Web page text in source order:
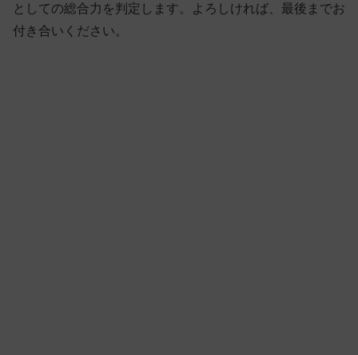
としての総合力を判定します。よろしければ、最後までお
付き合いください。